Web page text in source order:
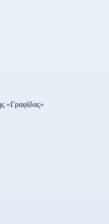
«Γραφίδας»